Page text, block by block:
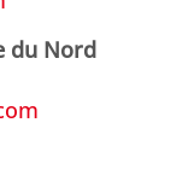
du Nord